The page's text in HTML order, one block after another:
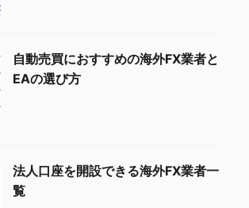
自動売買におすすめの海外FX業者と
EAの選び方
法人口座を開設できる海外FX業者一
覧